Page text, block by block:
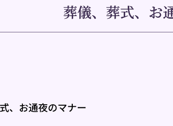
葬儀、葬式、お
、お通夜のマナー